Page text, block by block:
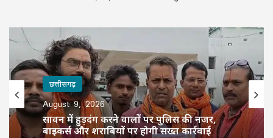
छत्तीसगढ़
August 9, 2026
सावन में हुड़दंग करने वालों पर पुलिस की नजर,
बाइकर्स और शराबियों पर होगी सख्त कार्रवाई